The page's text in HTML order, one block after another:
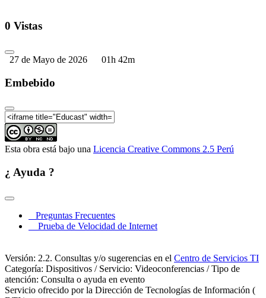
0 Vistas
27 de Mayo de 2026 01h 42m
Embebido
Esta obra está bajo una Licencia Creative Commons 2.5 Perú
¿ Ayuda ?
Preguntas Frecuentes
Prueba de Velocidad de Internet
Versión: 2.2. Consultas y/o sugerencias en el Centro de Servicios TI
Categoría: Dispositivos / Servicio: Videoconferencias / Tipo de
atención: Consulta o ayuda en evento
Servicio ofrecido por la Dirección de Tecnologías de Información (